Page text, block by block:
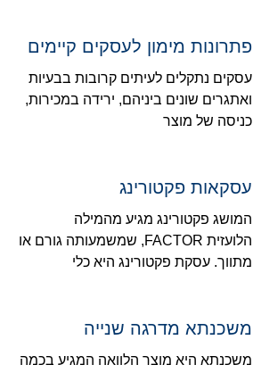
פתרונות מימון לעסקים קיימים
עסקים נתקלים לעיתים קרובות בבעיות
ואתגרים שונים ביניהם, ירידה במכירות,
כניסה של מוצר
עסקאות פקטורינג
המושג פקטורינג מגיע מהמילה
הלועזית FACTOR, שמשמעותה גורם או
מתווך. עסקת פקטורינג היא כלי
משכנתא מדרגה שנייה
משכנתא היא מוצר הלוואה המגיע בכמה